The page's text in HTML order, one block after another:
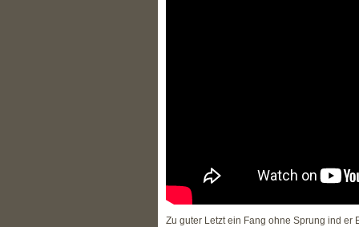
Zu guter Letzt ein Fang ohne Sprung ind